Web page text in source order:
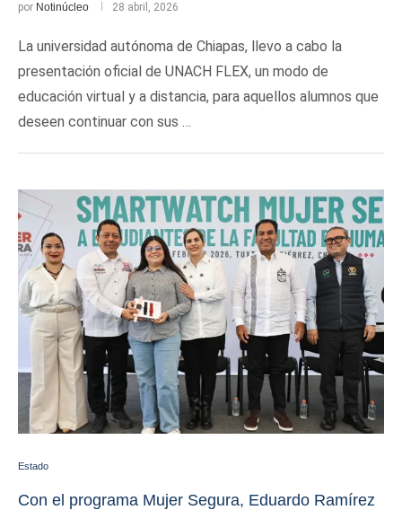
por Notinúcleo 28 abril, 2026
La universidad autónoma de Chiapas, llevo a cabo la
presentación oficial de UNACH FLEX, un modo de
educación virtual y a distancia, para aquellos alumnos que
deseen continuar con sus …
Estado
Con el programa Mujer Segura, Eduardo Ramírez